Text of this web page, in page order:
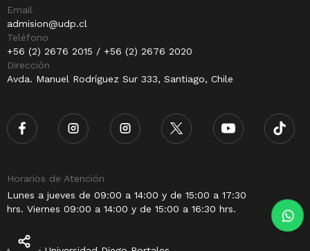
Email
admision@udp.cl
Teléfono
+56 (2) 2676 2015 / +56 (2) 2676 2020
Dirección
Avda. Manuel Rodríguez Sur 333, Santiago, Chile
Horarios de Atención
Lunes a jueves de 09:00 a 14:00 y de 15:00 a 17:30
hrs. Viernes 09:00 a 14:00 y de 15:00 a 16:30 hrs.